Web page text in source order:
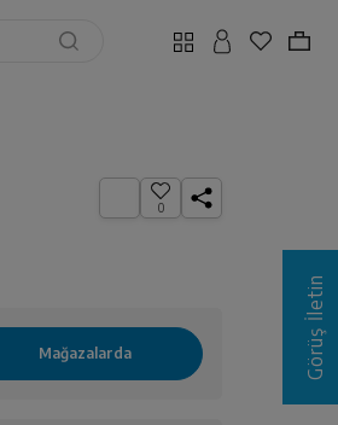
0
Görüş İletin